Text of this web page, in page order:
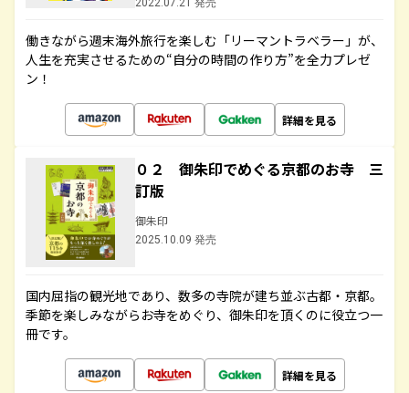
2022.07.21 発売
働きながら週末海外旅行を楽しむ「リーマントラベラー」が、
人生を充実させるための“自分の時間の作り方”を全力プレゼ
ン！
詳細を見る
０２ 御朱印でめぐる京都のお寺 三
訂版
御朱印
2025.10.09 発売
国内屈指の観光地であり、数多の寺院が建ち並ぶ古都・京都。
季節を楽しみながらお寺をめぐり、御朱印を頂くのに役立つ一
冊です。
詳細を見る